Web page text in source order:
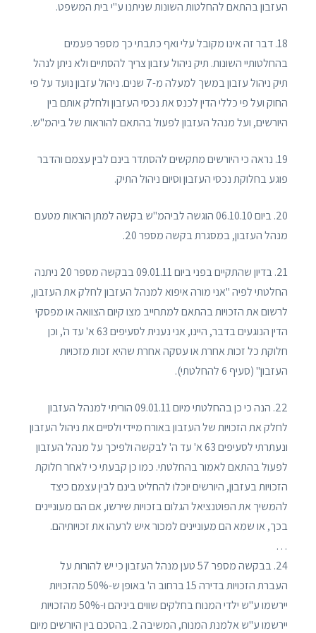
העזבון בהתאם להחלטות השונות שניתנו ע"י בית המשפט.
18. דבר זה אינו מקובל עלי ואף כתבתי כך מספר פעמים
בהחלטותיי השונות. תיק ניהול עזבון צריך להסתיים ולא ניתן לנהל
תיק ניהול עזבון במשך למעלה מ-7 שנים. ניהול עזבון נועד על פי
החוק ועל פי כללי הדין לכנס את נכסי העזבון ולחלק אותם בין
היורשים, ועל מנהל העזבון לפעול בהתאם להוראות של ביהמ"ש.
19. נראה כי היורשים מתקשים להסתדר בינם לבין עצמם והדבר
פוגע בחלוקת נכסי העזבון וסיום ניהול התיק.
20. ביום 06.10.10 הוגשה לביהמ"ש בקשה למתן הוראות מטעם
מנהל העזבון, במסגרת בקשה מספר 20.
21. בדיון שהתקיים בפני ביום 09.01.11 בבקשה מספר 20 ניתנה
החלטתי לפיה "אני מורה איפוא למנהל העזבון לחלק את העזבון,
לרשום את הזכויות בהתאם למתחייב מצו קיום הצוואה או מפסקי
הדין הנוגעים בדבר, היינו, אני נענית לסעיפים 63 א' עד ה', וכן
חלוקת כל זכות אחרת או עסקה אחרת שהיא זכות מזכויות
העזבון" (סעיף 6 להחלטתי).
22. הנה כי כן בהחלטתי מיום 09.01.11 הוריתי למנהל העזבון
לחלק את הזכויות של העזבון באורח מיידי ולסיים את ניהול העזבון
ונעתרתי לסעיפים 63 א' עד ה' לבקשה ולפיכך על מנהל העזבון
לפעול בהתאם לאמור בהחלטתי. כמו כן קבעתי כי לאחר חלוקת
הזכויות בעזבון, היורשים יוכלו להחליט בינם לבין עצמם כיצד
להמשיך את הפוטנציאל הגלום בזכויות שירשו, אם הם מעוניינים
בכך, או שמא הם מעוניינים למכור איש לרעהו את זכויותיהם.
…
24. בבקשה מספר 57 טען מנהל העזבון כי יש להורות על
העברת הזכויות בדירה 15 ברחוב ה' באופן ש-50% מהזכויות
יירשמו ע"ש ילדי המנוח בחלקים שווים ביניהם ו-50% מהזכויות
יירשמו ע"ש אלמנת המנוח, המשיבה 2. בהסכם בין היורשים מיום